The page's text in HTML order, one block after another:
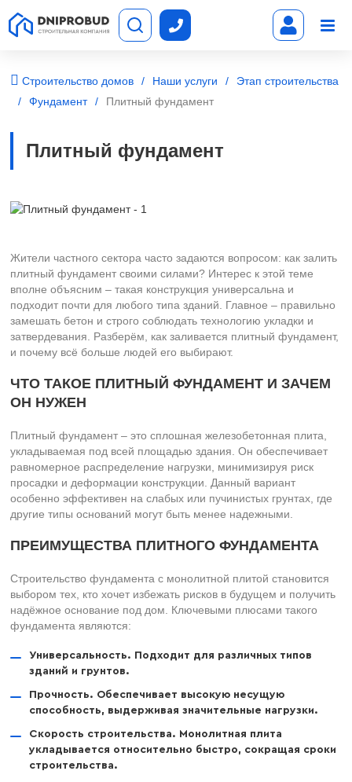
Строительство домов Наши услуги
Этап строительства
Фундамент
Плитный фундамент
Плитный фундамент
Жители частного сектора часто задаются вопросом: как залить
плитный фундамент своими силами? Интерес к этой теме
вполне объясним – такая конструкция универсальна и
подходит почти для любого типа зданий. Главное – правильно
замешать бетон и строго соблюдать технологию укладки и
затвердевания. Разберём, как заливается плитный фундамент,
и почему всё больше людей его выбирают.
ЧТО ТАКОЕ ПЛИТНЫЙ ФУНДАМЕНТ И ЗАЧЕМ
ОН НУЖЕН
Плитный фундамент – это сплошная железобетонная плита,
укладываемая под всей площадью здания. Он обеспечивает
равномерное распределение нагрузки, минимизируя риск
просадки и деформации конструкции. Данный вариант
особенно эффективен на слабых или пучинистых грунтах, где
другие типы оснований могут быть менее надежными.
ПРЕИМУЩЕСТВА ПЛИТНОГО ФУНДАМЕНТА
Строительство фундамента с монолитной плитой становится
выбором тех, кто хочет избежать рисков в будущем и получить
надёжное основание под дом. Ключевыми плюсами такого
фундамента являются:
Универсальность. Подходит для различных типов
зданий и грунтов.
Прочность. Обеспечивает высокую несущую
способность, выдерживая значительные нагрузки.
Скорость строительства. Монолитная плита
укладывается относительно быстро, сокращая сроки
строительства.​